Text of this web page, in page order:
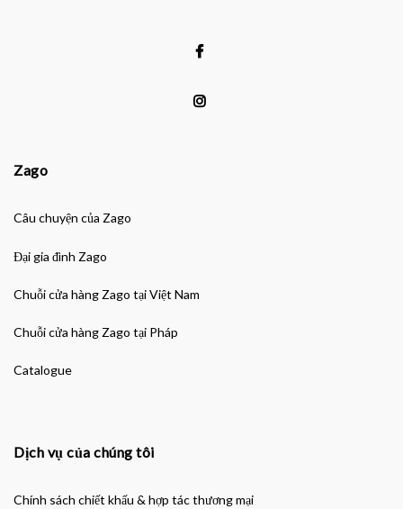
Zago
Câu chuyện của Zago
Đại gia đình Zago
Chuỗi cửa hàng Zago tại Việt Nam
Chuỗi cửa hàng Zago tại Pháp
Catalogue
Dịch vụ của chúng tôi
Chính sách chiết khấu & hợp tác thương mại